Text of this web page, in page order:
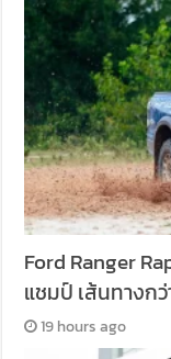
Ford Ranger
แชมป์ เส้นทางก
19 hours ago